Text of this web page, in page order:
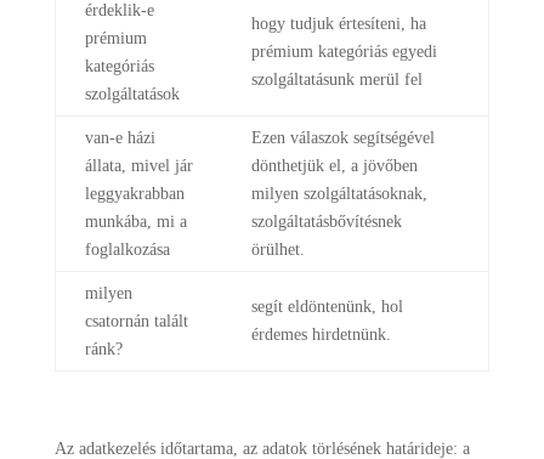
érdeklik-e
prémium
kategóriás
szolgáltatások
hogy tudjuk értesíteni, ha
prémium kategóriás egyedi
szolgáltatásunk merül fel
van-e házi
állata, mivel jár
leggyakrabban
munkába, mi a
foglalkozása
Ezen válaszok segítségével
dönthetjük el, a jövőben
milyen szolgáltatásoknak,
szolgáltatásbővítésnek
örülhet.
milyen
csatornán talált
ránk?
segít eldöntenünk, hol
érdemes hirdetnünk.
Az adatkezelés időtartama, az adatok törlésének határideje: a